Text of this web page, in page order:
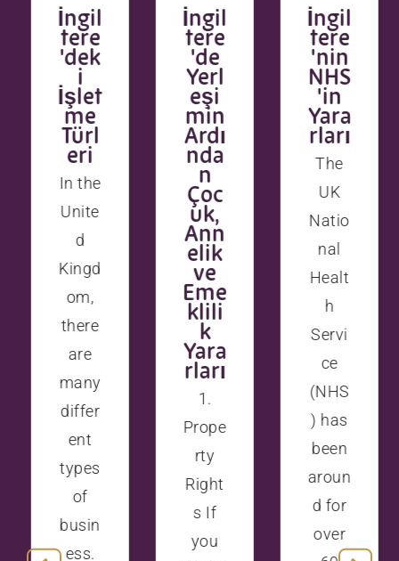
İngil
tere
'dek
i
İşlet
me
Türl
eri
In the
Unite
d
Kingd
om,
there
are
many
differ
ent
types
of
busin
ess.
İngil
tere
'de
Yerl
eşi
min
Ardı
nda
n
Çoc
uk,
Ann
elik
ve
Eme
klili
k
Yara
rları
1.
Prope
rty
Right
s If
you
İngil
tere
'nin
NHS
'in
Yara
rları
The
UK
Natio
nal
Healt
h
Servi
ce
(NHS
) has
been
aroun
d for
over